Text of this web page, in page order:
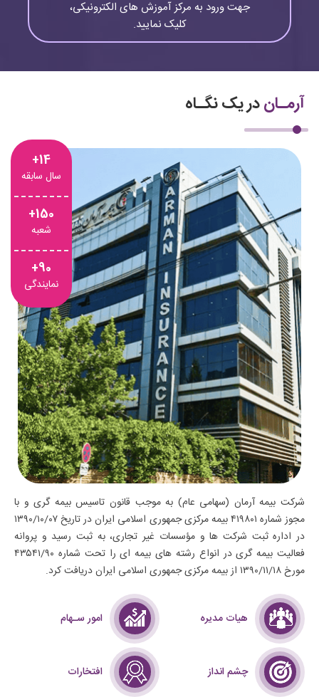
جهت ورود به مرکز آموزش های الکترونیکی،
کلیک نمایید.
آرمـاندر یک نگـاه
شرکت بیمه آرمان (سهامی عام) به موجب قانون تاسیس بیمه گری و با
مجوز شماره ۴۱۹۸۰۱ بیمه مرکزی جمهوری اسلامی ایران در تاریخ ۱۳۹۰/۱۰/۰۷
در اداره ثبت شرکت ها و مؤسسات غیر تجاری، به ثبت رسید و پروانه
فعالیت بیمه گری در انواع رشته های بیمه ای را تحت شماره ۴۳۵۴۱/۹۰
مورخ ۱۳۹۰/۱۱/۱۸ از بیمه مرکزی جمهوری اسلامی ایران دریافت کرد.
هیات مدیره امور سـهام
چشم انداز افتخارات
14+
سال سابقه
150+
شعبه
90+
نمایندگی